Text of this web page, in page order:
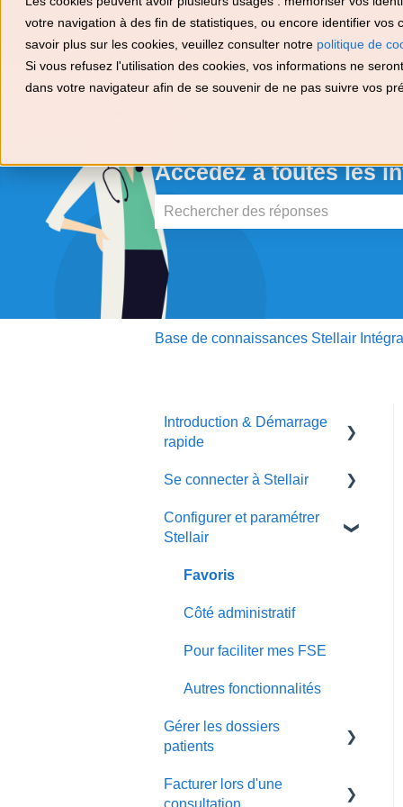
votre navigation à des fin de statistiques, ou encore identifier
savoir plus sur les cookies, veuillez consulter notre politique de
Si vous refusez l'utilisation des cookies, vos informations ne
dans votre navigateur afin de se souvenir de ne pas suivre vos
Accédez à toutes les
Il n'y a aucune suggestion car le
Base de connaissances Stellair Intégral
Introduction & Démarrage
rapide
Paramédicaux
Se connecter à Stellair
Mon compte
collaborateurs &
CPS
Configurer et paramétrer
Stellair
Favoris
Côté administratif
Pour faciliter mes FSE
Autres fonctionnalités
Gérer les dossiers
patients
La fiche du patient
Facturer lors d'une
consultation